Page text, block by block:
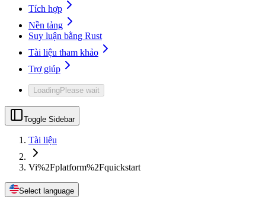
Tích hợp
Nền tảng
Suy luận bằng Rust
Tài liệu tham khảo
Trợ giúp
LoadingPlease wait
Toggle Sidebar
Tài liệu
Vi%2Fplatform%2Fquickstart
Select language